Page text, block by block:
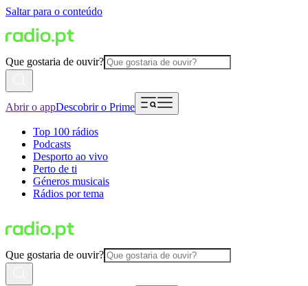
Saltar para o conteúdo
Que gostaria de ouvir?
Abrir o appDescobrir o Prime
Top 100 rádios
Podcasts
Desporto ao vivo
Perto de ti
Géneros musicais
Rádios por tema
Que gostaria de ouvir?